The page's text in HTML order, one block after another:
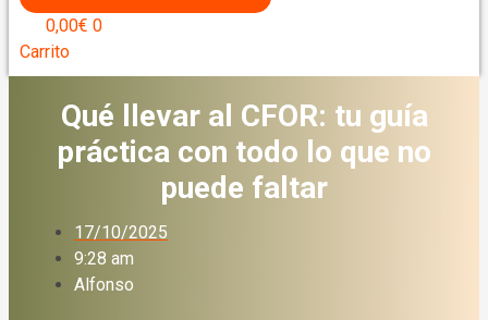
0,00€ 0
Carrito
Qué llevar al CFOR: tu guía
práctica con todo lo que no
puede faltar
17/10/2025
9:28 am
Alfonso